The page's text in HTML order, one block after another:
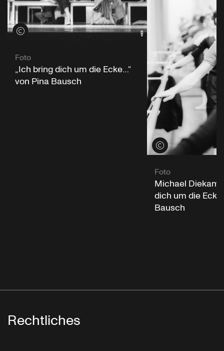
Credits öffnen
Foto
„Ich bring dich um die Ecke…“
von Pina Bausch
Credits öffnen
Foto
Michael
dich um die
Bausch
Rechtliches